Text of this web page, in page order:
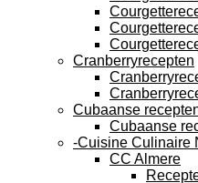
Cranberryrecepten
Cubaanse
Cubaanse
-Cuisine Culinaire
CC Almere